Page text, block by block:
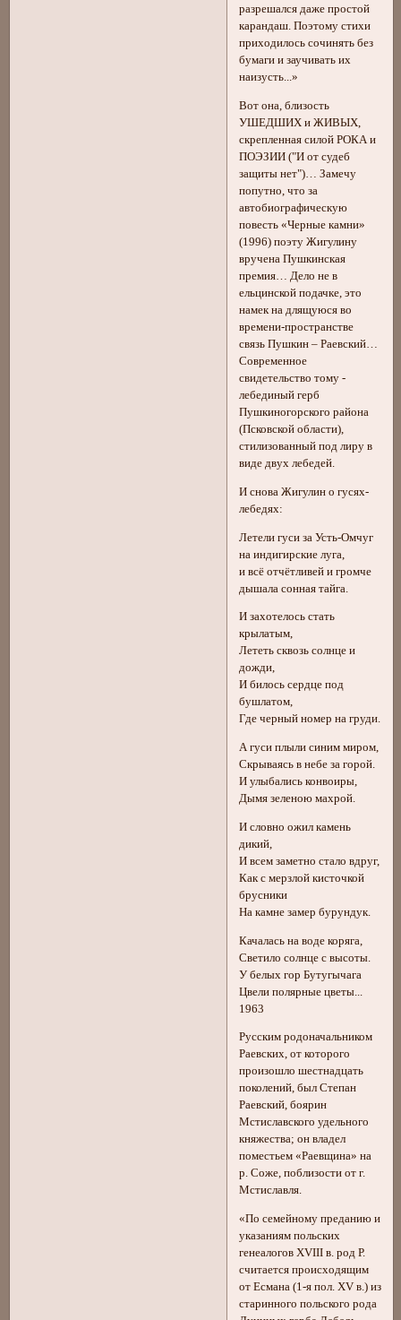
разрешался даже простой
карандаш. Поэтому стихи
приходилось сочинять без
бумаги и заучивать их
наизусть...»
Вот она, близость
УШЕДШИХ и ЖИВЫХ,
скрепленная силой РОКА и
ПОЭЗИИ ("И от судеб
защиты нет")… Замечу
попутно, что за
автобиографическую
повесть «Черные камни»
(1996) поэту Жигулину
вручена Пушкинская
премия… Дело не в
ельцинской подачке, это
намек на длящуюся во
времени-пространстве
связь Пушкин – Раевский…
Современное
свидетельство тому -
лебединый герб
Пушкиногорского района
(Псковской области),
стилизованный под лиру в
виде двух лебедей.
И снова Жигулин о гусях-
лебедях:
Летели гуси за Усть-Омчуг
на индигирские луга,
и всё отчётливей и громче
дышала сонная тайга.
И захотелось стать
крылатым,
Лететь сквозь солнце и
дожди,
И билось сердце под
бушлатом,
Где черный номер на груди.
А гуси плыли синим миром,
Скрываясь в небе за горой.
И улыбались конвоиры,
Дымя зеленою махрой.
И словно ожил камень
дикий,
И всем заметно стало вдруг,
Как с мерзлой кисточкой
брусники
На камне замер бурундук.
Качалась на воде коряга,
Светило солнце с высоты.
У белых гор Бутугычага
Цвели полярные цветы...
1963
Русским родоначальником
Раевских, от которого
произошло шестнадцать
поколений, был Степан
Раевский, боярин
Мстиславского удельного
княжества; он владел
поместьем «Раевщина» на
р. Соже, поблизости от г.
Мстиславля.
«По семейному преданию и
указаниям польских
генеалогов XVIII в. род Р.
считается происходящим
от Есмана (1-я пол. XV в.) из
старинного польского рода